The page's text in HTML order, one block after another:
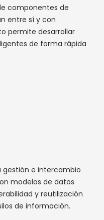
componentes de
entre sí y con
permite desarrollar
de forma rápida
gestión e intercambio
modelos de datos
y reutilización
de información.